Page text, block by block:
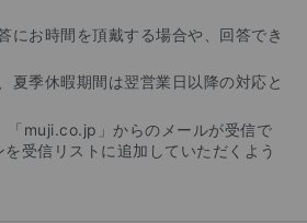
にお時間を頂戴する場合や、回答でき
夏季休暇期間は翌営業日以降の対応と
「muji.co.jp」からのメールが受信で
受信リストに追加していただくよう